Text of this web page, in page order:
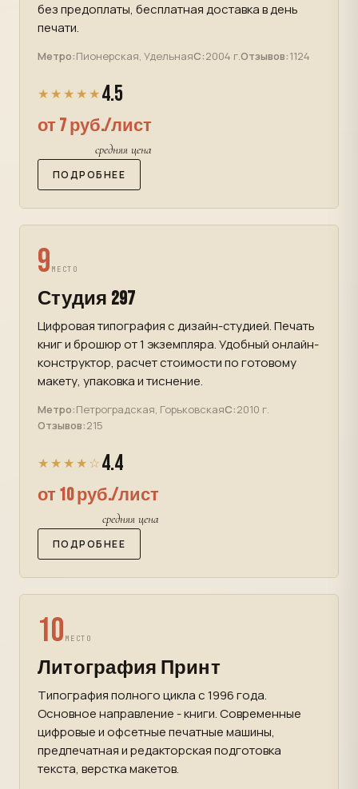
без предоплаты, бесплатная доставка в день
печати.
Метро:Пионерская, УдельнаяС:2004 г.Отзывов:1124
★★★★★ 4.5
от 7 руб./лист
средняя цена
ПОДРОБНЕЕ
9 МЕСТО
Студия 297
Цифровая типография с дизайн-студией. Печать
книг и брошюр от 1 экземпляра. Удобный онлайн-
конструктор, расчет стоимости по готовому
макету, упаковка и тиснение.
Метро:Петроградская, ГорьковскаяС:2010 г.
Отзывов:215
★★★★☆ 4.4
от 10 руб./лист
средняя цена
ПОДРОБНЕЕ
10 МЕСТО
Литография Принт
Типография полного цикла с 1996 года.
Основное направление - книги. Современные
цифровые и офсетные печатные машины,
предпечатная и редакторская подготовка
текста, верстка макетов.